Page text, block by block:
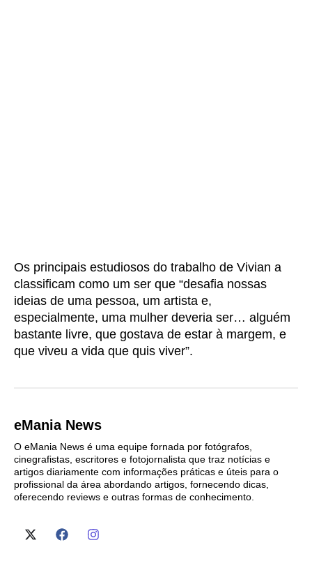
Os principais estudiosos do trabalho de Vivian a
classificam como um ser que “desafia nossas
ideias de uma pessoa, um artista e,
especialmente, uma mulher deveria ser… alguém
bastante livre, que gostava de estar à margem, e
que viveu a vida que quis viver”.
eMania News
O eMania News é uma equipe fornada por fotógrafos,
cinegrafistas, escritores e fotojornalista que traz notícias e
artigos diariamente com informações práticas e úteis para o
profissional da área abordando artigos, fornecendo dicas,
oferecendo reviews e outras formas de conhecimento.